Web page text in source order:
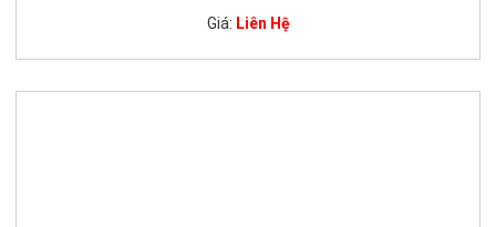
Giá: Liên Hệ